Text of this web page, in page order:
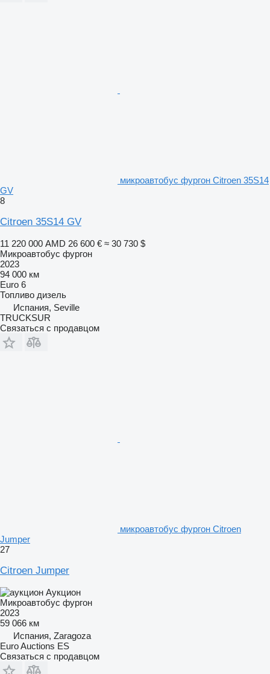
микроавтобус фургон Citroen 35S14
GV
8
Citroen 35S14 GV
11 220 000 AMD 26 600 € ≈ 30 730 $
Микроавтобус фургон
2023
94 000 км
Euro 6
Топливо дизель
Испания, Seville
TRUCKSUR
Связаться с продавцом
микроавтобус фургон Citroen
Jumper
27
Citroen Jumper
Аукцион
Микроавтобус фургон
2023
59 066 км
Испания, Zaragoza
Euro Auctions ES
Связаться с продавцом